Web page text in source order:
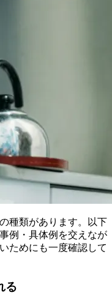
種類があります。以下
例・具体例を交えなが
ためにも一度確認して
る